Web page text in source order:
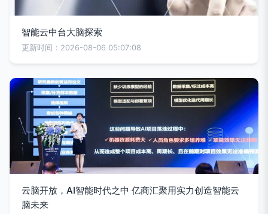
智能云中台大脑探索
更新时间：2026-08-06 05:07:08
云脑开放，AI智能时代之中 亿商汇聚用实力创造智能云
脑未来